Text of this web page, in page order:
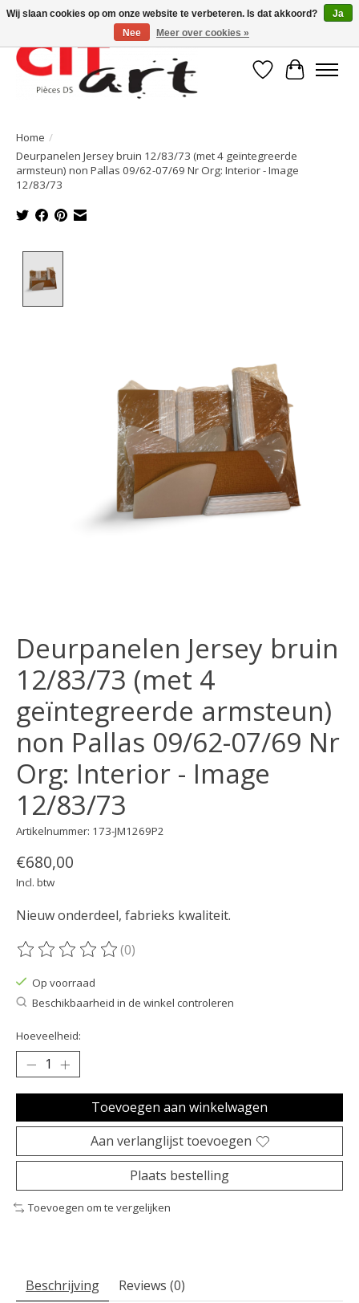
Verlanglijst
Home /
Deurpanelen Jersey bruin 12/83/73 (met 4 geïntegreerde
armsteun) non Pallas 09/62-07/69 Nr Org: Interior - Image
12/83/73
Deurpanelen Jersey bruin
12/83/73 (met 4
geïntegreerde armsteun)
non Pallas 09/62-07/69 Nr
Org: Interior - Image
12/83/73
Artikelnummer: 173-JM1269P2
€680,00
Incl. btw
Nieuw onderdeel, fabrieks kwaliteit.
De beoordeling van dit product is
(0)
Op voorraad
Beschikbaarheid in de winkel controleren
Hoeveelheid:
Toevoegen aan winkelwagen
Aan verlanglijst toevoegen
Plaats bestelling
Toevoegen om te vergelijken
Beschrijving Reviews (0)
Wij slaan cookies op om onze website te verbeteren. Is dat akkoord?
Ja
Nee
Meer over cookies »